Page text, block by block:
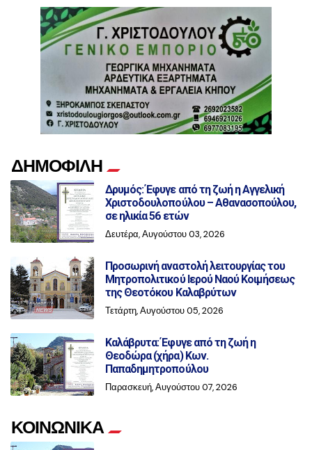
ΔΗΜΟΦΙΛΗ
Δρυμός: Έφυγε από τη ζωή η Αγγελική
Χριστοδουλοπούλου – Αθανασοπούλου,
σε ηλικία 56 ετών
Δευτέρα, Αυγούστου 03, 2026
Προσωρινή αναστολή λειτουργίας του
Μητροπολιτικού Ιερού Ναού Κοιμήσεως
της Θεοτόκου Καλαβρύτων
Τετάρτη, Αυγούστου 05, 2026
Καλάβρυτα: Έφυγε από τη ζωή η
Θεοδώρα (χήρα) Κων.
Παπαδημητροπούλου
Παρασκευή, Αυγούστου 07, 2026
ΚΟΙΝΩΝΙΚΑ